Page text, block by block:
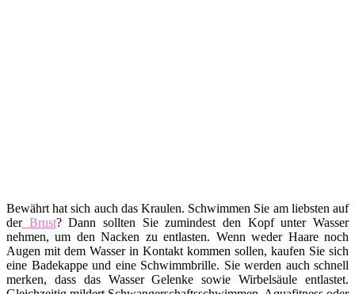
Bewährt hat sich auch das Kraulen. Schwimmen Sie am liebsten auf
derBrust? Dann sollten Sie zumindest den Kopf unter Wasser
nehmen, um den Nacken zu entlasten. Wenn weder Haare noch
Augen mit dem Wasser in Kontakt kommen sollen, kaufen Sie sich
eine Badekappe und eine Schwimmbrille. Sie werden auch schnell
merken, dass das Wasser Gelenke sowie Wirbelsäule entlastet.